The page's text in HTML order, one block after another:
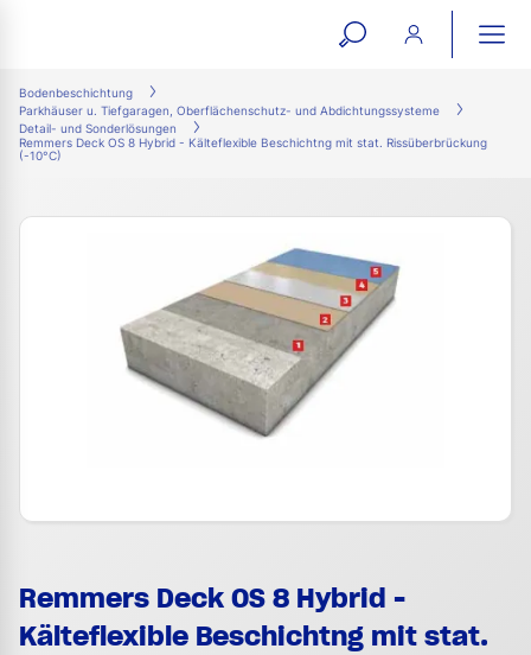
open
form
Bodenbeschichtung
Parkhäuser u. Tiefgaragen, Oberflächenschutz- und Abdichtungssysteme
Detail- und Sonderlösungen
Remmers Deck OS 8 Hybrid - Kälteflexible Beschichtng mit stat. Rissüberbrückung
(-10°C)
Remmers Deck OS 8 Hybrid -
Kälteflexible Beschichtng mit stat.